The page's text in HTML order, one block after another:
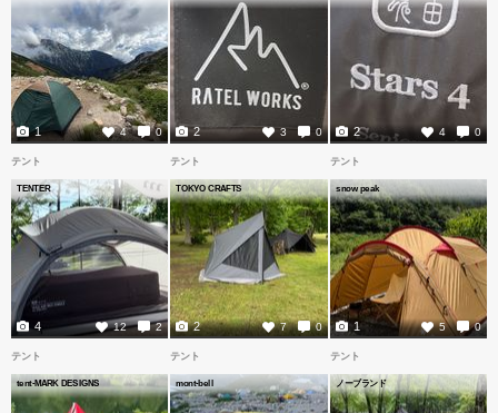
4 0
1 3 0
2 4 0
2
テント
TENTER
12 2
4
テント
TOKYO CRAFTS
7 0
2
テント
snow peak
5 0
1
テント
tent-MARK DESIGNS
テント
mont-bell
テント
ノーブランド